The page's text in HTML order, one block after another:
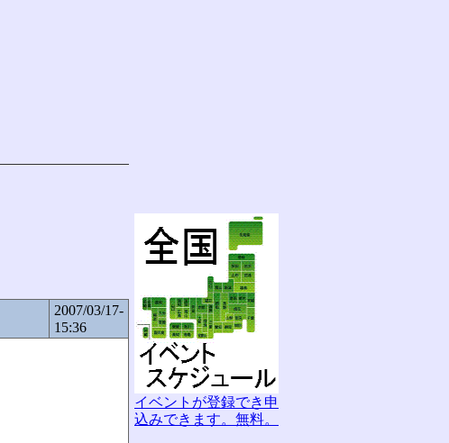
2007/03/17-
15:36
イベントが登録でき申
込みできます。無料。